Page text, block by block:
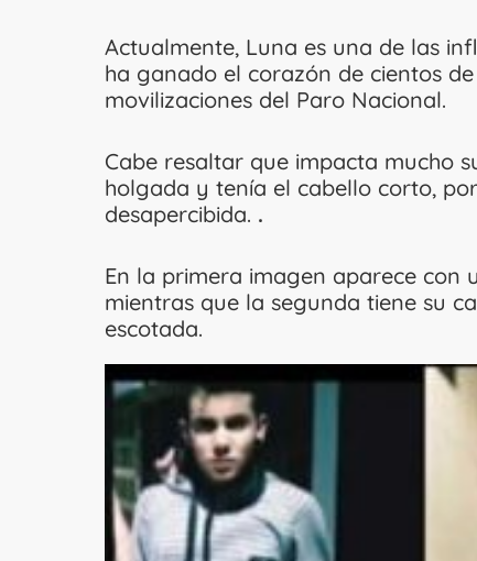
Actualmente, Luna es una de las
ha ganado el corazón de cientos
movilizaciones del Paro Nacional.
Cabe resaltar que impacta mucho
holgada y tenía el cabello corto,
desapercibida. .
En la primera imagen aparece con
mientras que la segunda tiene su
escotada.